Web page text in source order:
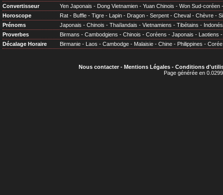
Convertisseur
Yen Japonais - Dong Vietnamien - Yuan Chinois - Won Sud-coréen
Horoscope
Rat - Buffle - Tigre - Lapin - Dragon - Serpent - Cheval - Chèvre -
Prénoms
Japonais - Chinois - Thaïlandais - Vietnamiens - Tibétains -
Proverbes
Birmans - Cambodgiens - Chinois - Coréens - Japonais - Laotiens
Décalage Horaire
Birmanie - Laos - Cambodge - Malaisie - Chine - Philippines - Corée
Nous contacter- Mentions Légales- Conditions
Page générée en